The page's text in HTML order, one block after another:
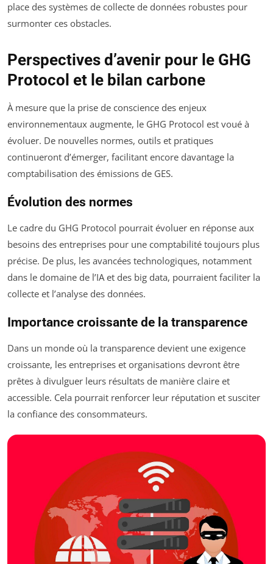
place des systèmes de collecte de données robustes pour
surmonter ces obstacles.
Perspectives d’avenir pour le GHG
Protocol et le bilan carbone
À mesure que la prise de conscience des enjeux
environnementaux augmente, le GHG Protocol est voué à
évoluer. De nouvelles normes, outils et pratiques
continueront d’émerger, facilitant encore davantage la
comptabilisation des émissions de GES.
Évolution des normes
Le cadre du GHG Protocol pourrait évoluer en réponse aux
besoins des entreprises pour une comptabilité toujours plus
précise. De plus, les avancées technologiques, notamment
dans le domaine de l’IA et des big data, pourraient faciliter la
collecte et l’analyse des données.
Importance croissante de la transparence
Dans un monde où la transparence devient une exigence
croissante, les entreprises et organisations devront être
prêtes à divulguer leurs résultats de manière claire et
accessible. Cela pourrait renforcer leur réputation et susciter
la confiance des consommateurs.